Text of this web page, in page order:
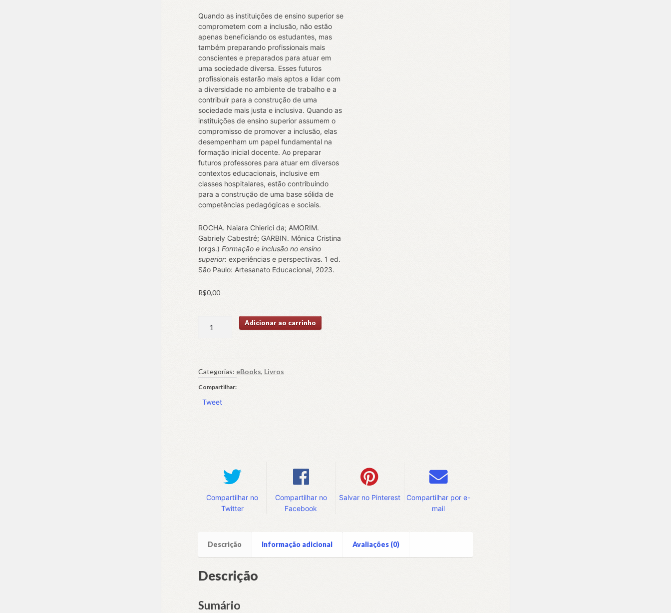
Quando as instituições de ensino superior se
comprometem com a inclusão, não estão
apenas beneficiando os estudantes, mas
também preparando profissionais mais
conscientes e preparados para atuar em
uma sociedade diversa. Esses futuros
profissionais estarão mais aptos a lidar com
a diversidade no ambiente de trabalho e a
contribuir para a construção de uma
sociedade mais justa e inclusiva. Quando as
instituições de ensino superior assumem o
compromisso de promover a inclusão, elas
desempenham um papel fundamental na
formação inicial docente. Ao preparar
futuros professores para atuar em diversos
contextos educacionais, inclusive em
classes hospitalares, estão contribuindo
para a construção de uma base sólida de
competências pedagógicas e sociais.
ROCHA. Naiara Chierici da; AMORIM.
Gabriely Cabestré; GARBIN. Mônica Cristina
(orgs.) Formação e inclusão no ensino
superior: experiências e perspectivas. 1 ed.
São Paulo: Artesanato Educacional, 2023.
R$0,00
no
Ensino
Superior:
Adicionar ao carrinho
Categorias: eBooks, Livros
Compartilhar:
Tweet
Compartilhar no
Twitter
Compartilhar no
Facebook
Salvar no Pinterest
Compartilhar por e-
mail
Descrição Informação adicional Avaliações (0)
Descrição
Sumário